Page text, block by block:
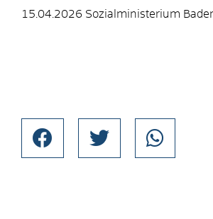
15.04.2026 Sozialministerium